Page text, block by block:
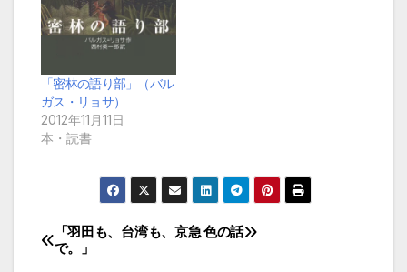
「密林の語り部」（バル
ガス・リョサ）
2012年11月11日
本・読書
投
色の話
「羽田も、台湾も、京急
で。」